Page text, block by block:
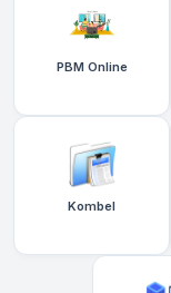
PBM Online
Kombel